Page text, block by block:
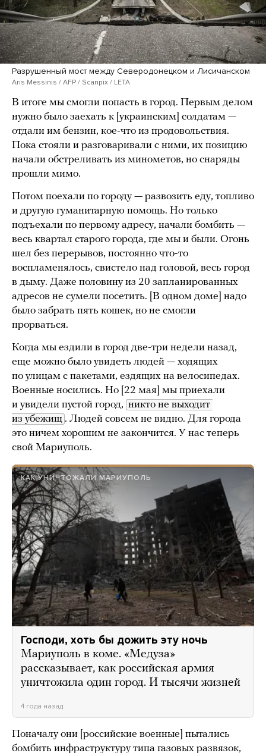
Разрушенный мост между Северодонецком и Лисичанском
Aris Messinis / AFP / Scanpix / LETA
В итоге мы смогли попасть в город. Первым делом
нужно было заехать к [украинским] солдатам —
отдали им бензин, кое-что из продовольствия.
Пока стояли и разговаривали с ними, их позицию
начали обстреливать из минометов, но снаряды
прошли мимо.
Потом поехали по городу — развозить еду, топливо
и другую гуманитарную помощь. Но только
подъехали по первому адресу, начали бомбить —
весь квартал старого города, где мы и были. Огонь
шел без перерывов, постоянно что-то
воспламенялось, свистело над головой, весь город
в дыму. Даже половину из 20 запланированных
адресов не сумели посетить. [В одном доме] надо
было забрать пять кошек, но не смогли
прорваться.
Когда мы ездили в город две-три недели назад,
еще можно было увидеть людей — ходящих
по улицам с пакетами, ездящих на велосипедах.
Военные носились. Но [22 мая] мы приехали
и увидели пустой город, никто не выходит
из убежищ . Людей совсем не видно. Для города
это ничем хорошим не закончится. У нас теперь
свой Мариуполь.
КАК УНИЧТОЖАЛИ МАРИУПОЛЬ
Господи, хоть бы дожить эту ночь
Мариуполь в коме. «Медуза»
рассказывает, как российская армия
уничтожила один город. И тысячи жизней
4 года назад
Поначалу они [российские военные] пытались
бомбить инфраструктуру типа газовых развязок,